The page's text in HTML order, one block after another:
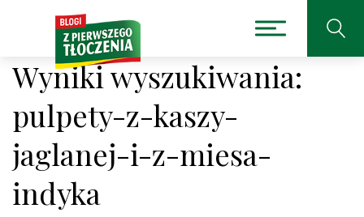
Wyniki wyszukiwania:
pulpety-z-kaszy-
jaglanej-i-z-miesa-
indyka